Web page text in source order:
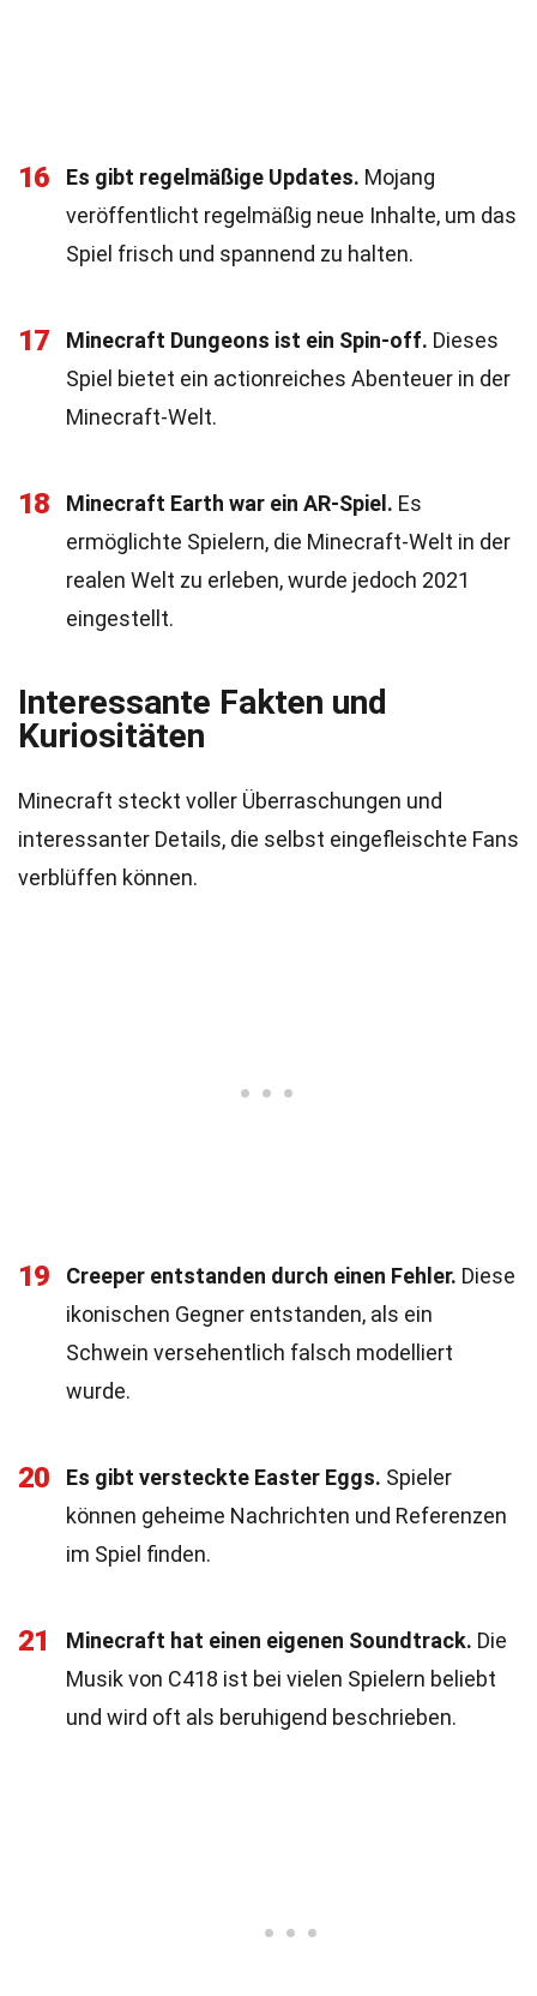
16 Es gibt regelmäßige Updates. Mojang
veröffentlicht regelmäßig neue Inhalte, um das
Spiel frisch und spannend zu halten.
17 Minecraft Dungeons ist ein Spin-off. Dieses
Spiel bietet ein actionreiches Abenteuer in der
Minecraft-Welt.
18 Minecraft Earth war ein AR-Spiel. Es
ermöglichte Spielern, die Minecraft-Welt in der
realen Welt zu erleben, wurde jedoch 2021
eingestellt.
Interessante Fakten und
Kuriositäten
Minecraft steckt voller Überraschungen und
interessanter Details, die selbst eingefleischte Fans
verblüffen können.
19 Creeper entstanden durch einen Fehler. Diese
ikonischen Gegner entstanden, als ein
Schwein versehentlich falsch modelliert
wurde.
20 Es gibt versteckte Easter Eggs. Spieler
können geheime Nachrichten und Referenzen
im Spiel finden.
21 Minecraft hat einen eigenen Soundtrack. Die
Musik von C418 ist bei vielen Spielern beliebt
und wird oft als beruhigend beschrieben.